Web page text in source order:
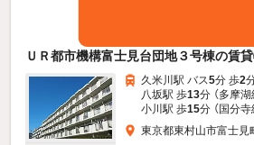
ＵＲ都市機構富士見台団地３号棟の賃
久米川駅 バス5分 歩2
八坂駅 歩13分 （多摩湖
小川駅 歩15分 （国分寺
東京都東村山市富士見